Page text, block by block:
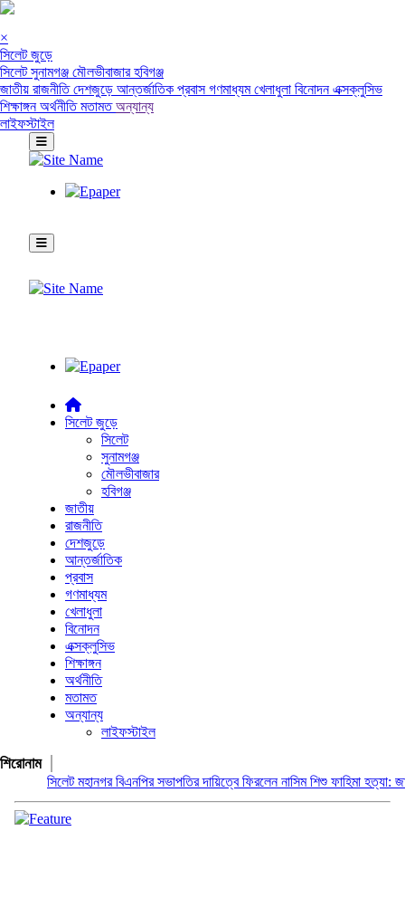
×
সিলেট জুড়ে
সিলেটসুনামগঞ্জ মৌলভীবাজারহবিগঞ্জ
জাতীয় রাজনীতিদেশজুড়ে আন্তর্জাতিক প্রবাসগণমাধ্যমখেলাধুলা বিনোদনএক্সক্লুসিভ
শিক্ষাঙ্গনঅর্থনীতিমতামতঅন্যান্য
লাইফস্টাইল
সিলেট জুড়ে
সিলেট
সুনামগঞ্জ
মৌলভীবাজার
হবিগঞ্জ
জাতীয়
রাজনীতি
দেশজুড়ে
আন্তর্জাতিক
প্রবাস
গণমাধ্যম
খেলাধুলা
বিনোদন
এক্সক্লুসিভ
শিক্ষাঙ্গন
অর্থনীতি
মতামত
অন্যান্য
লাইফস্টাইল
শিরোনাম
মহানগর বিএনপির সভাপতির দায়িত্বে ফিরলেন নাসিমশিশু ফাহিমা হত্যা: জাকিরের